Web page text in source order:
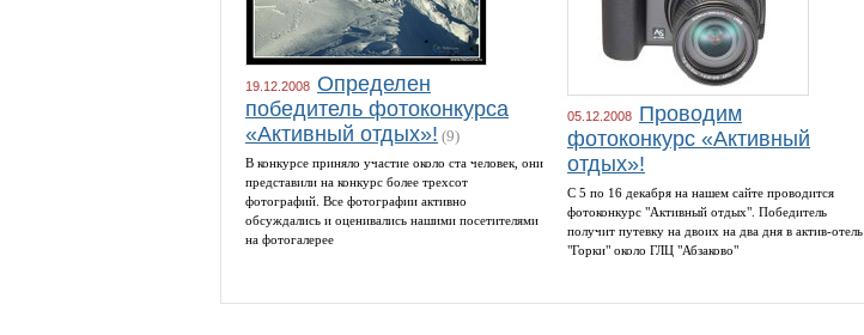
19.12.2008 Определен
победитель фотоконкурса
«Активный отдых»! (9)
В конкурсе приняло участие около ста человек, они
представили на конкурс более трехсот
фотографий. Все фотографии активно
обсуждались и оценивались нашими посетителями
на фотогалерее
05.12.2008 Проводим
фотоконкурс «Активный
отдых»!
С 5 по 16 декабря на нашем сайте проводится
фотоконкурс "Активный отдых". Победитель
получит путевку на двоих на два дня в актив-отель
"Горки" около ГЛЦ "Абзаково"